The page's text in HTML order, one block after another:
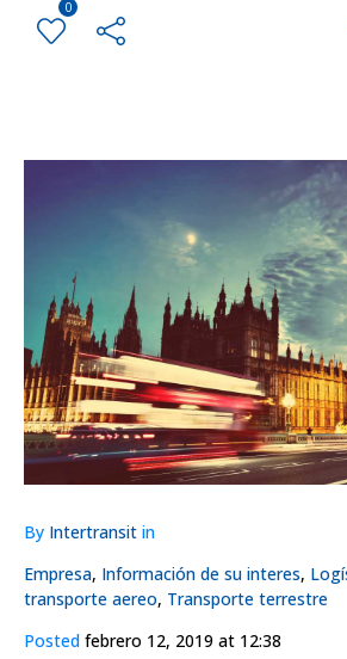
0
By Intertransit in
Empresa, Información de su interes,
transporte aereo, Transporte terrestre
Posted febrero 12, 2019 at 12:38